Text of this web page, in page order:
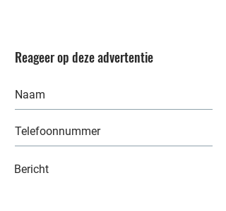
Reageer op deze advertentie